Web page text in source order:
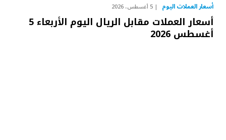
أسعار العملات اليوم 5 أغسطس، 2026
أسعار العملات مقابل الريال اليوم الأربعاء 5
أغسطس 2026